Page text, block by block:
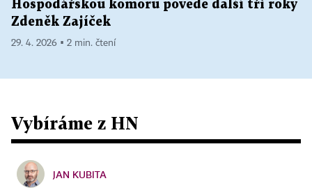
Hospodářskou komoru povede další tři roky
Zdeněk Zajíček
29. 4. 2026 ▪ 2 min. čtení
Vybíráme z HN
JAN KUBITA